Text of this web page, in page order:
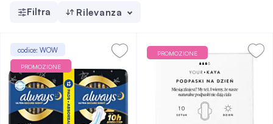
Filtra Rilevanza
codice: WOW
PROMOZIONE
PROMOZIONE